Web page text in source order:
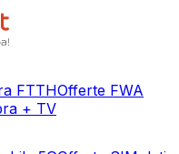
FTTHOfferte FWA
+ TV